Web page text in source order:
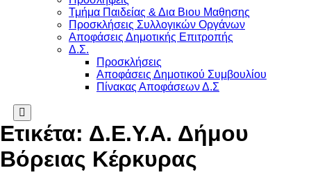
Τμήμα Παιδείας & Δια Βιου Μαθησης
Προσκλήσεις Συλλογικών Οργάνων
Αποφάσεις Δημοτικής Επιτροπής
Δ.Σ.
Προσκλήσεις
Αποφάσεις Δημοτικού Συμβουλίου
Πίνακας Αποφάσεων Δ.Σ
Ετικέτα: Δ.Ε.Υ.Α. Δήμου
Βόρειας Κέρκυρας